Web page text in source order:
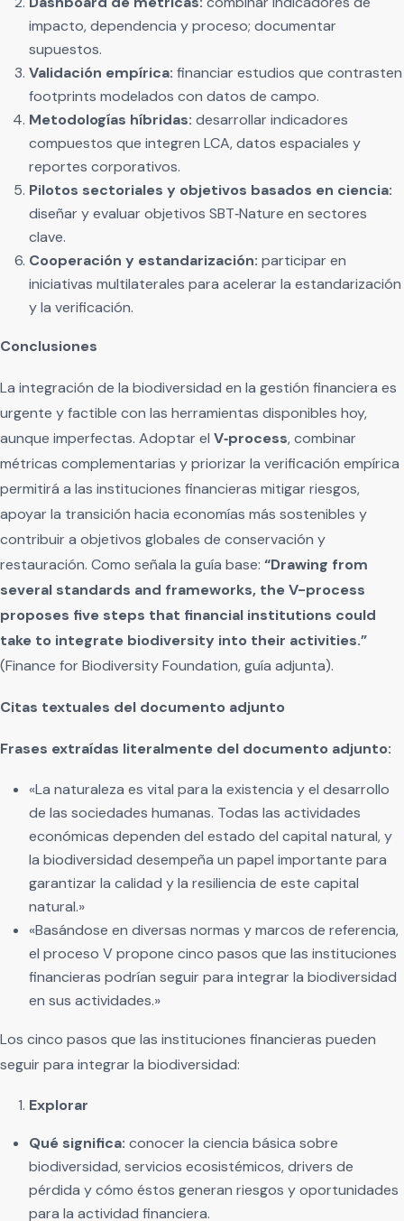
impacto, dependencia y proceso; documentar
supuestos.
Validación empírica: financiar estudios que contrasten
footprints modelados con datos de campo.
Metodologías híbridas: desarrollar indicadores
compuestos que integren LCA, datos espaciales y
reportes corporativos.
Pilotos sectoriales y objetivos basados en ciencia:
diseñar y evaluar objetivos SBT‑Nature en sectores
clave.
Cooperación y estandarización: participar en
iniciativas multilaterales para acelerar la estandarización
y la verificación.
Conclusiones
La integración de la biodiversidad en la gestión financiera es
urgente y factible con las herramientas disponibles hoy,
aunque imperfectas. Adoptar el V‑process, combinar
métricas complementarias y priorizar la verificación empírica
permitirá a las instituciones financieras mitigar riesgos,
apoyar la transición hacia economías más sostenibles y
contribuir a objetivos globales de conservación y
restauración. Como señala la guía base: “Drawing from
several standards and frameworks, the V-process
proposes five steps that financial institutions could
take to integrate biodiversity into their activities.”
(Finance for Biodiversity Foundation, guía adjunta).
Citas textuales del documento adjunto
Frases extraídas literalmente del documento adjunto:
«La naturaleza es vital para la existencia y el desarrollo
de las sociedades humanas. Todas las actividades
económicas dependen del estado del capital natural, y
la biodiversidad desempeña un papel importante para
garantizar la calidad y la resiliencia de este capital
natural.»
«Basándose en diversas normas y marcos de referencia,
el proceso V propone cinco pasos que las instituciones
financieras podrían seguir para integrar la biodiversidad
en sus actividades.»
Los cinco pasos que las instituciones financieras pueden
seguir para integrar la biodiversidad:
Explorar
Qué significa: conocer la ciencia básica sobre
biodiversidad, servicios ecosistémicos, drivers de
pérdida y cómo éstos generan riesgos y oportunidades
para la actividad financiera.